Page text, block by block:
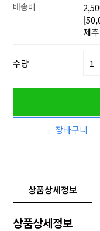
배송비
제
수량
장바구니
상품상세정보
상품상세정보